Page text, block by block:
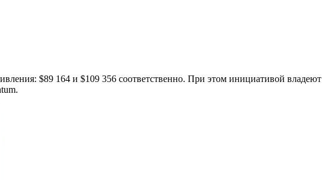
$89 164 и $109 356 соответственно. При этом инициативой владеют